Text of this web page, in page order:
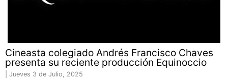
Cineasta colegiado Andrés Francisco Chaves
presenta su reciente producción Equinoccio
Jueves 3 de Julio, 2025